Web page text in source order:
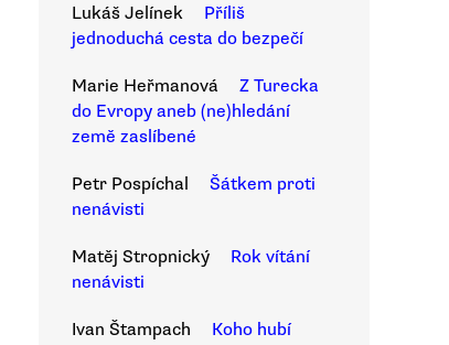
Lukáš Jelínek
Příliš
jednoduchá cesta do bezpečí
Marie Heřmanová
Z Turecka
do Evropy aneb (ne)hledání
země zaslíbené
Petr Pospíchal
Šátkem proti
nenávisti
Matěj Stropnický
Rok vítání
nenávisti
Ivan Štampach
Koho hubí